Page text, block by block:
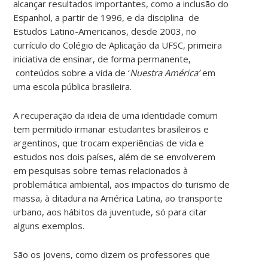
alcançar resultados importantes, como a inclusão do
Espanhol, a partir de 1996, e da disciplina de
Estudos Latino-Americanos, desde 2003, no
currículo do Colégio de Aplicação da UFSC, primeira
iniciativa de ensinar, de forma permanente,
conteúdos sobre a vida de ‘Nuestra América’em
uma escola pública brasileira.
A recuperação da ideia de uma identidade comum
tem permitido irmanar estudantes brasileiros e
argentinos, que trocam experiências de vida e
estudos nos dois países, além de se envolverem
em pesquisas sobre temas relacionados à
problemática ambiental, aos impactos do turismo de
massa, à ditadura na América Latina, ao transporte
urbano, aos hábitos da juventude, só para citar
alguns exemplos.
São os jovens, como dizem os professores que